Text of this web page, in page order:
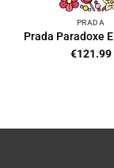
PRADA
Prada Paradoxe
€121.99